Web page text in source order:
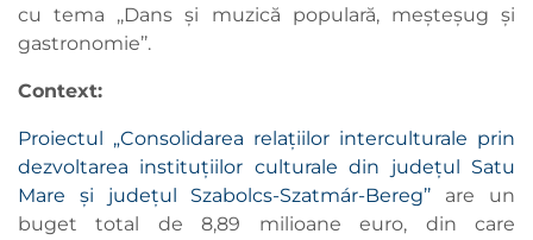
cu tema ,,Dans și muzică populară, meșteșug și
gastronomie’’.
Context:
Proiectul „Consolidarea relațiilor interculturale prin
dezvoltarea instituțiilor culturale din județul Satu
Mare și județul Szabolcs-Szatmár-Bereg’’ are un
buget total de 8,89 milioane euro, din care